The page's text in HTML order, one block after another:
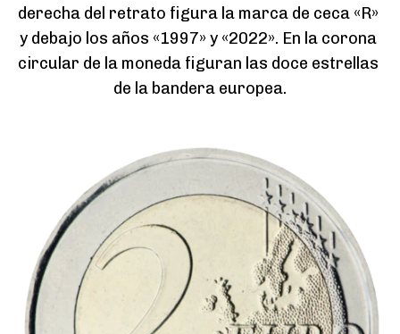
derecha del retrato figura la marca de ceca «R»
y debajo los años «1997» y «2022». En la corona
circular de la moneda figuran las doce estrellas
de la bandera europea.